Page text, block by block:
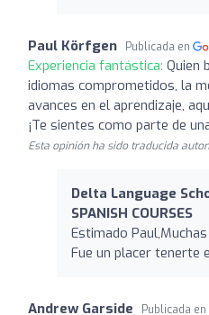
Paul Körfgen Publicada en
Experiencia fantástica: Quien
idiomas comprometidos, la
avances en el aprendizaje,
¡Te sientes como parte de
Esta opinión ha sido traducida
Delta Language
SPANISH COURSES
Estimado
Fue un placer tenerte
Andrew Garside Publicada en